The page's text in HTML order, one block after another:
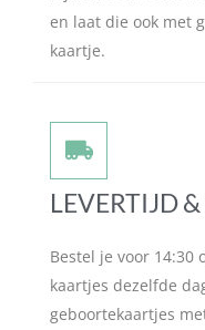
en laat die ook met
kaartje.
LEVERTIJD
Bestel je voor 14:30
kaartjes dezelfde
geboortekaartjes